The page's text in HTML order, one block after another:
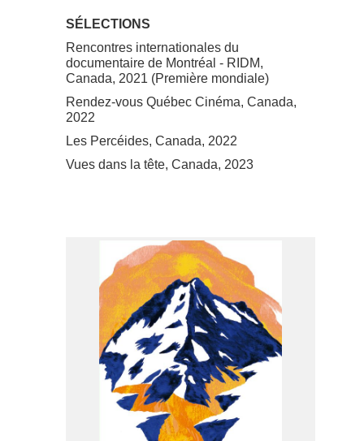
SÉLECTIONS
Rencontres internationales du
documentaire de Montréal - RIDM,
Canada, 2021 (Première mondiale)
Rendez-vous Québec Cinéma, Canada,
2022
Les Percéides, Canada, 2022
Vues dans la tête, Canada, 2023